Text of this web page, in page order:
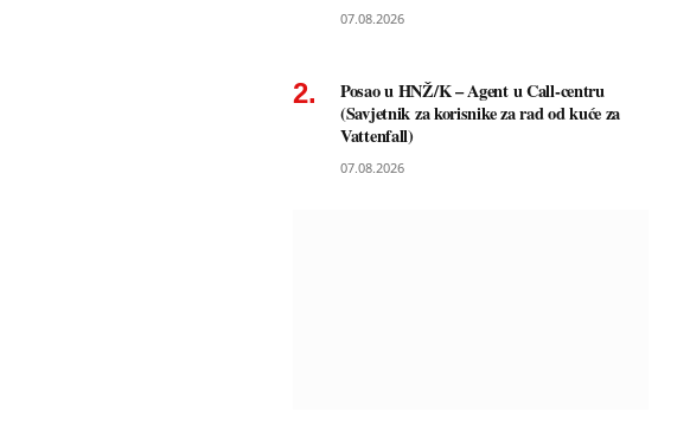
07.08.2026
Posao u HNŽ/K – Agent u Call-centru
(Savjetnik za korisnike za rad od kuće za
Vattenfall)
07.08.2026